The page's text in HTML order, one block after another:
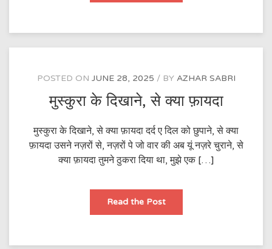
डर
POSTED ON JUNE 28, 2025 BY AZHAR SABRI
मुस्कुरा के दिखाने, से क्या फ़ायदा
मुस्कुरा के दिखाने, से क्या फ़ायदा दर्द ए दिल को छुपाने, से क्या
फ़ायदा उसने नज़रों से, नज़रों पे जो वार की अब यूं नज़रे चुराने, से
क्या फ़ायदा तुमने ठुकरा दिया था, मुझे एक […]
Read the Postमुस्कुरा
दिखाने,
फ़ायदा